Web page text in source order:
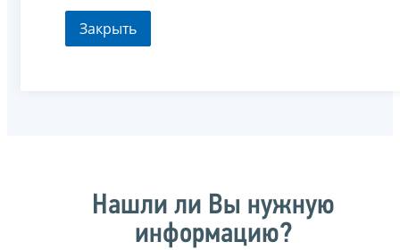
Закрыть
Нашли ли Вы нужную
информацию?